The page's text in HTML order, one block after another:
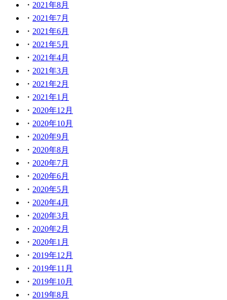
2021年8月
2021年7月
2021年6月
2021年5月
2021年4月
2021年3月
2021年2月
2021年1月
2020年12月
2020年10月
2020年9月
2020年8月
2020年7月
2020年6月
2020年5月
2020年4月
2020年3月
2020年2月
2020年1月
2019年12月
2019年11月
2019年10月
2019年8月